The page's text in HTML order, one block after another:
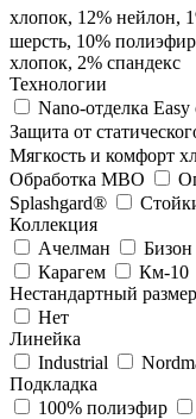
хлопок, 12% нейлон,
шерсть, 10% полиэфир
хлопок, 2% спандекс
Технологии
Nano-отделка Easy
Защита от
Мягкость и комфорт
Обработка МВО
Splashgard®
Коллекция
Ачелман
Бизон
Карагем
Км-10
Нестандартный размер
Нет
Линейка
Industrial
Подкладка
100% полиэфир